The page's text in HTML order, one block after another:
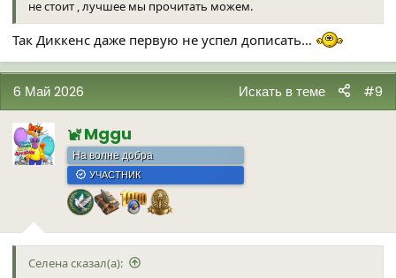
не стоит , лучшее мы прочитать можем.
Так Диккенс даже первую не успел дописать…
6 Май 2026 Искать в теме #9
Mggu
На волне добра
УЧАСТНИК
Селена сказал(а):